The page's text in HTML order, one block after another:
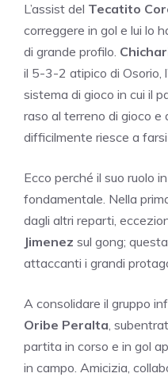
L’assist del Tecatito
correggere in gol e lui lo
di grande profilo.
il 5-3-2 atipico di Osorio,
sistema di gioco in cui il
raso al terreno di gioco
difficilmente riesce a
Ecco perché il suo ruolo
fondamentale. Nella
dagli altri reparti,
Jimenez sul gong;
attaccanti i grandi
A consolidare il gruppo
Oribe Peralta,
partita in corso e in gol
in campo. Amicizia,